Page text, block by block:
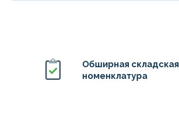
Обширная складская
номенклатура